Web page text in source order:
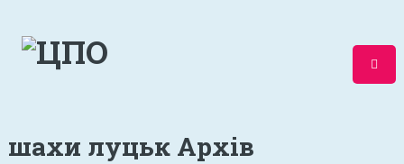
шахи луцьк Архів